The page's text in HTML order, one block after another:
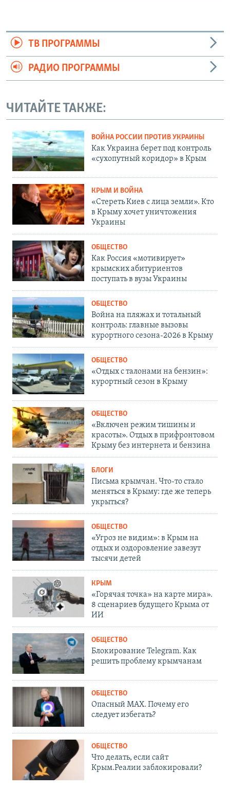
ТВ ПРОГРАММЫ
РАДИО ПРОГРАММЫ
ЧИТАЙТЕ ТАКЖЕ:
ВОЙНА РОССИИ ПРОТИВ УКРАИНЫ
Как Украина берет под контроль
«сухопутный коридор» в Крым
КРЫМ И ВОЙНА
«Стереть Киев с лица земли». Кто
в Крыму хочет уничтожения
Украины
ОБЩЕСТВО
Как Россия «мотивирует»
крымских абитуриентов
поступать в вузы Украины
ОБЩЕСТВО
Война на пляжах и тотальный
контроль: главные вызовы
курортного сезона-2026 в Крыму
ОБЩЕСТВО
«Отдых с талонами на бензин»:
курортный сезон в Крыму
ОБЩЕСТВО
«Включен режим тишины и
красоты». Отдых в прифронтовом
Крыму без интернета и бензина
БЛОГИ
Письма крымчан. Что-то стало
меняться в Крыму: где же теперь
укрыться?
ОБЩЕСТВО
«Угроз не видим»: в Крым на
отдых и оздоровление завезут
тысячи детей
КРЫМ
«Горячая точка» на карте мира».
8 сценариев будущего Крыма от
ИИ
ОБЩЕСТВО
Блокирование Telegram. Как
решить проблему крымчанам
ОБЩЕСТВО
Опасный MAX. Почему его
следует избегать?
ОБЩЕСТВО
Что делать, если сайт
Крым.Реалии заблокировали?